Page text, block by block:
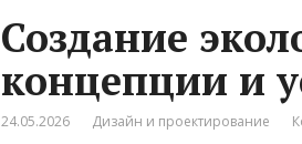
Создание
концепции и
24.05.2026 Дизайн и проектирование